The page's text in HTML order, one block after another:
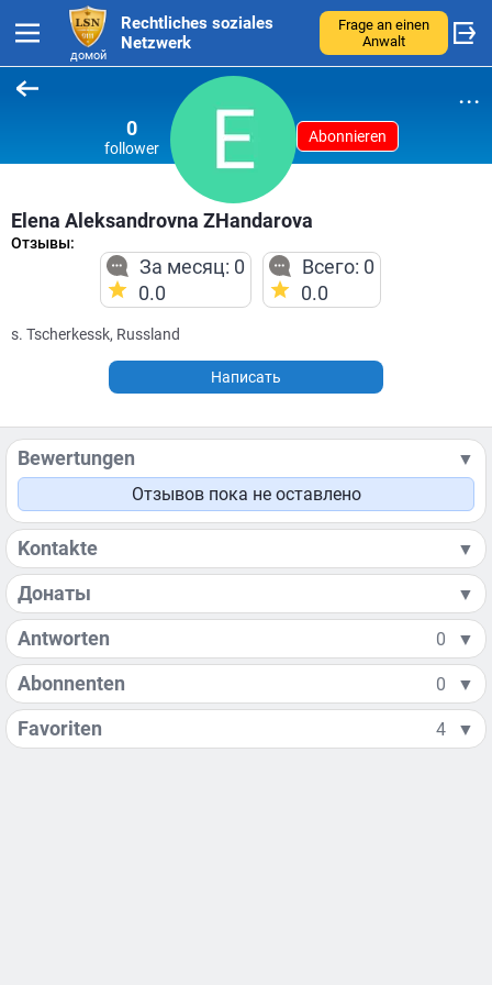
домой
Rechtliches soziales
Netzwerk
Frage an einen
Anwalt
0
follower
Abonnieren
...
Elena Aleksandrovna ZHandarova
Отзывы:
За месяц: 0
0.0
Всего: 0
0.0
s. Tscherkessk, Russland
Написать
Bewertungen
▼
Отзывов пока не оставлено
Kontakte ▼
Донаты ▼
Antworten 0 ▼
Abonnenten 0 ▼
Favoriten 4 ▼